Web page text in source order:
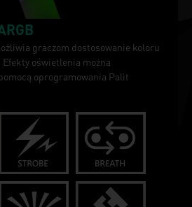
graczom dostosowanie koloru
oświetlenia można
oprogramowania Palit